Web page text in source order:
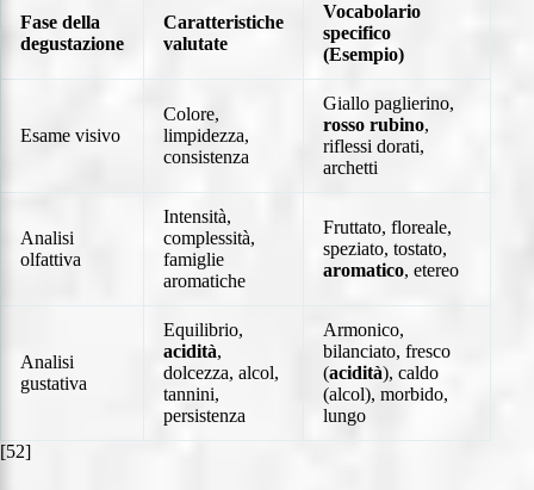
Fase della
degustazione
Caratteristiche
valutate
Vocabolario
specifico
(Esempio)
Esame visivo
Colore,
limpidezza,
consistenza
Giallo paglierino,
rosso rubino,
riflessi dorati,
archetti
Analisi
olfattiva
Intensità,
complessità,
famiglie
aromatiche
Fruttato, floreale,
speziato, tostato,
aromatico, etereo
Analisi
gustativa
Equilibrio,
acidità,
dolcezza, alcol,
tannini,
persistenza
Armonico,
bilanciato, fresco
(acidità), caldo
(alcol), morbido,
lungo
[52]